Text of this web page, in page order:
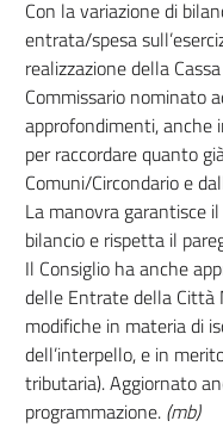
Con la variazione di
entrata/spesa
realizzazione della
Commissario nominato
approfondimenti, anche
per raccordare quanto
Comuni/Circondario e
La manovra garantisce
bilancio e rispetta il
Il Consiglio ha anche
delle Entrate della Città
modifiche in materia di
dell’interpello, e in
tributaria). Aggiornato
programmazione. (mb)